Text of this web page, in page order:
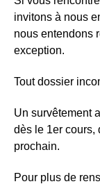
invitons à nous
nous entendons
exception.
Tout dossier
Un survêtement
dès le 1er cours,
prochain.
Pour plus de